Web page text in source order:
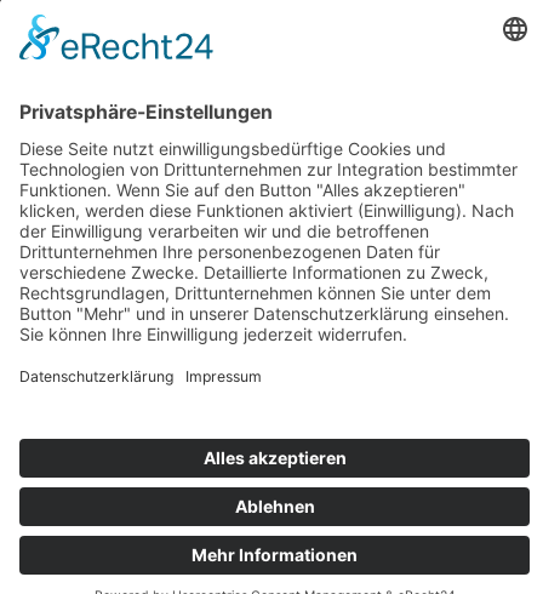
Gemeinschaft
erleben.
Privatsphäre-Einstellungen
Kontakt
Mitarbeiter-Bereich